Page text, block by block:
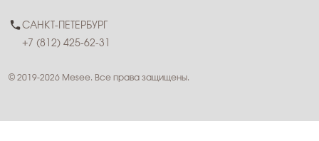
САНКТ-ПЕТЕРБУРГ
+7 (812) 425-62-31
© 2019-2026 Mesee. Все права защищены.